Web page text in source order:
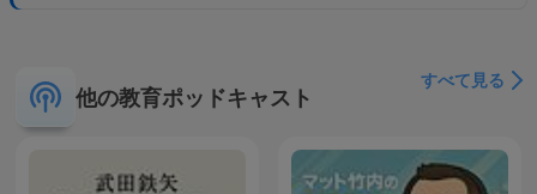
他の教育ポッドキャスト
すべて見る